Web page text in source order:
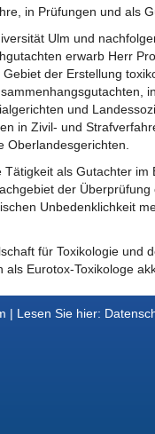
in Prüfungen und als
Ulm und
erwarb Herr
der Erstellung
und
in Zivil- und
Oberlandesgerichten.
als Gutachter im
der Überprüfung
Unbedenklichkeit
für Toxikologie und
als Eurotox-Toxikologe
| Lesen Sie hier: